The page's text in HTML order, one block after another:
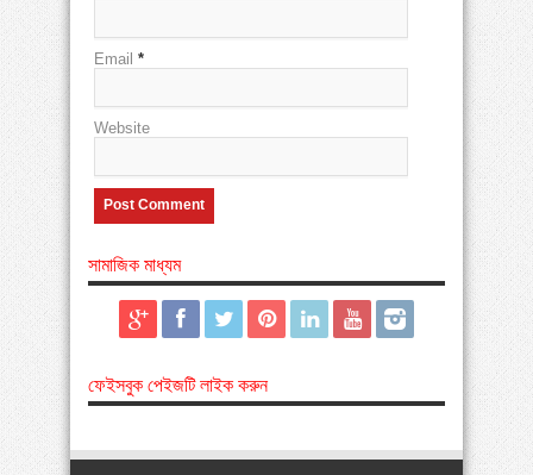
Email *
Website
সামাজিক মাধ্যম
ফেইসবুক পেইজটি লাইক করুন